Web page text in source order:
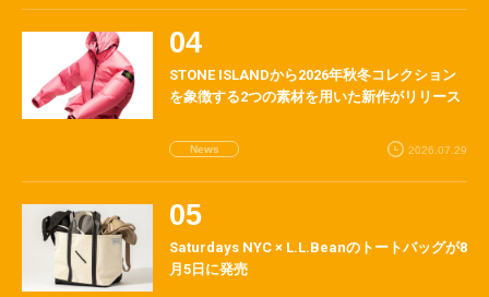
STONE ISLANDから2026年秋冬コレクション
を象徴する2つの素材を用いた新作がリリース
News 2026.07.29
Saturdays NYC × L.L.Beanのトートバッグが8
月5日に発売